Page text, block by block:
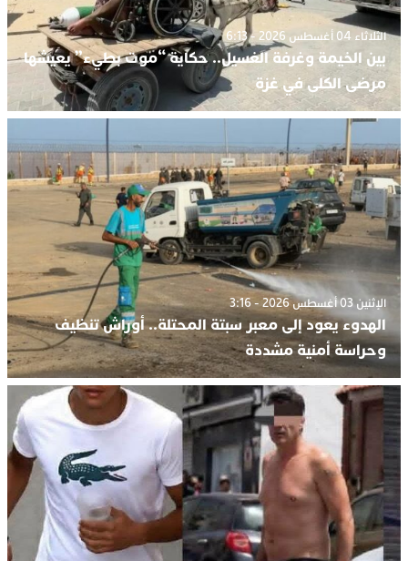
الثلاثاء 04 أغسطس 2026 - 6:13
بين الخيمة وغرفة الغسيل.. حكاية “موت بطيء” يعيشها
مرضى الكلى في غزة
الإثنين 03 أغسطس 2026 - 3:16
الهدوء يعود إلى معبر سبتة المحتلة.. أوراش تنظيف
وحراسة أمنية مشددة